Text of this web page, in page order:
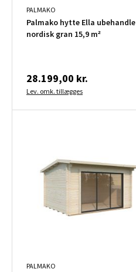
PALMAKO
Palmako hytte Ella
nordisk gran 15,9 m²
28.199,00 kr.
Lev. omk. tillægges
PALMAKO